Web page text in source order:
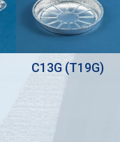
C13G (T19G)